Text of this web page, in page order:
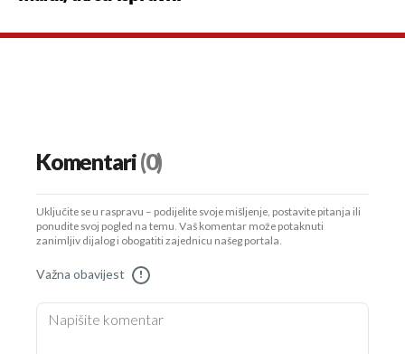
Komentari(0)
Uključite se u raspravu – podijelite svoje mišljenje, postavite pitanja ili
ponudite svoj pogled na temu. Vaš komentar može potaknuti
zanimljiv dijalog i obogatiti zajednicu našeg portala.
Važna obavijest !